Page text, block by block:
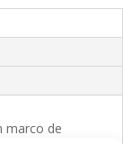
marco de